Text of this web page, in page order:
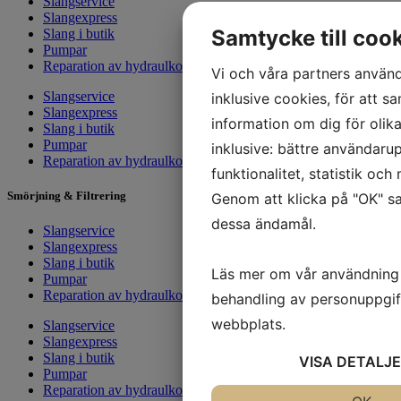
Slangexpress
Slang i butik
Pumpar
Reparation av hydraulkolvar
Slangservice
Slangexpress
Slang i butik
Pumpar
Reparation av hydraulkolvar
Smörjning & Filtrering
Slangservice
Slangexpress
Slang i butik
Pumpar
Reparation av hydraulkolvar
Slangservice
Slangexpress
Slang i butik
Pumpar
Reparation av hydraulkolvar
Samtycke till
Vi och våra partners
inklusive cookies, för att
information om dig för
inklusive: bättre
funktionalitet, statistik och
Genom att klicka på "OK"
dessa ändamål.
Läs mer om vår
behandling av
webbplats.
VISA